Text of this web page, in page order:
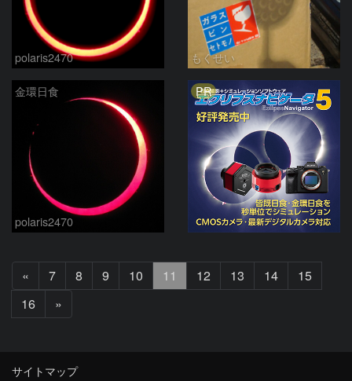
polaris2470 もくせい
金環日食
polaris2470
PR
«
へ
7 8 9 10 11 12 13 14
15
16
»
へ
サイトマップ